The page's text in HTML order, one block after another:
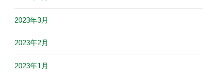
2023年3月
2023年2月
2023年1月